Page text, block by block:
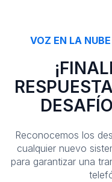
VOZ EN LA
Reconocemos los
cualquier nuevo
para garantizar una